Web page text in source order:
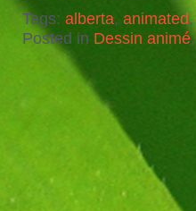
Tags: alberta, animated,
Posted in Dessin animé